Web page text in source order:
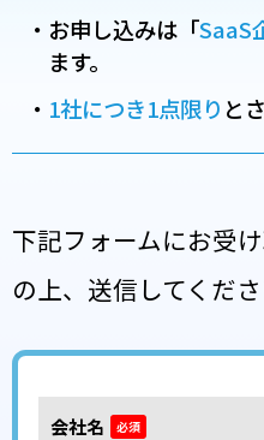
お申し込みは「SaaS
ます。
1社につき1点限り と
下記フォームにお受
の上、送信してくださ
会社名 *